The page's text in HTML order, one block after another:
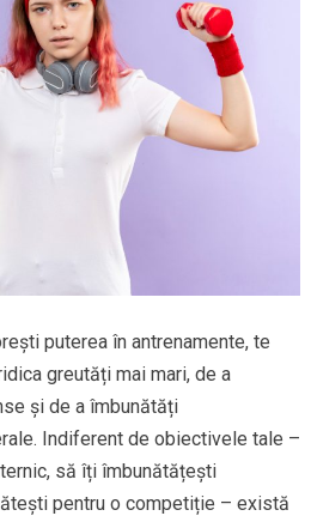
puterea în antrenamente, te
greutăți mai mari, de a
și de a îmbunătăți
Indiferent de obiectivele tale –
să îți îmbunătățești
pentru o competiție – există